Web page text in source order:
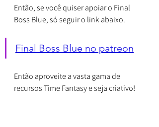
Então, se você quiser apoiar o Final
Boss Blue, só seguir o link abaixo.
Final Boss Blue no patreon
Então aproveite a vasta gama de
recursos Time Fantasy e seja criativo!